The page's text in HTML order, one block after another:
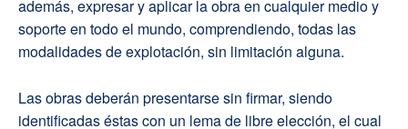
además, expresar y aplicar la obra en cualquier medio y
soporte en todo el mundo, comprendiendo, todas las
modalidades de explotación, sin limitación alguna.
Las obras deberán presentarse sin firmar, siendo
identificadas éstas con un lema de libre elección, el cual